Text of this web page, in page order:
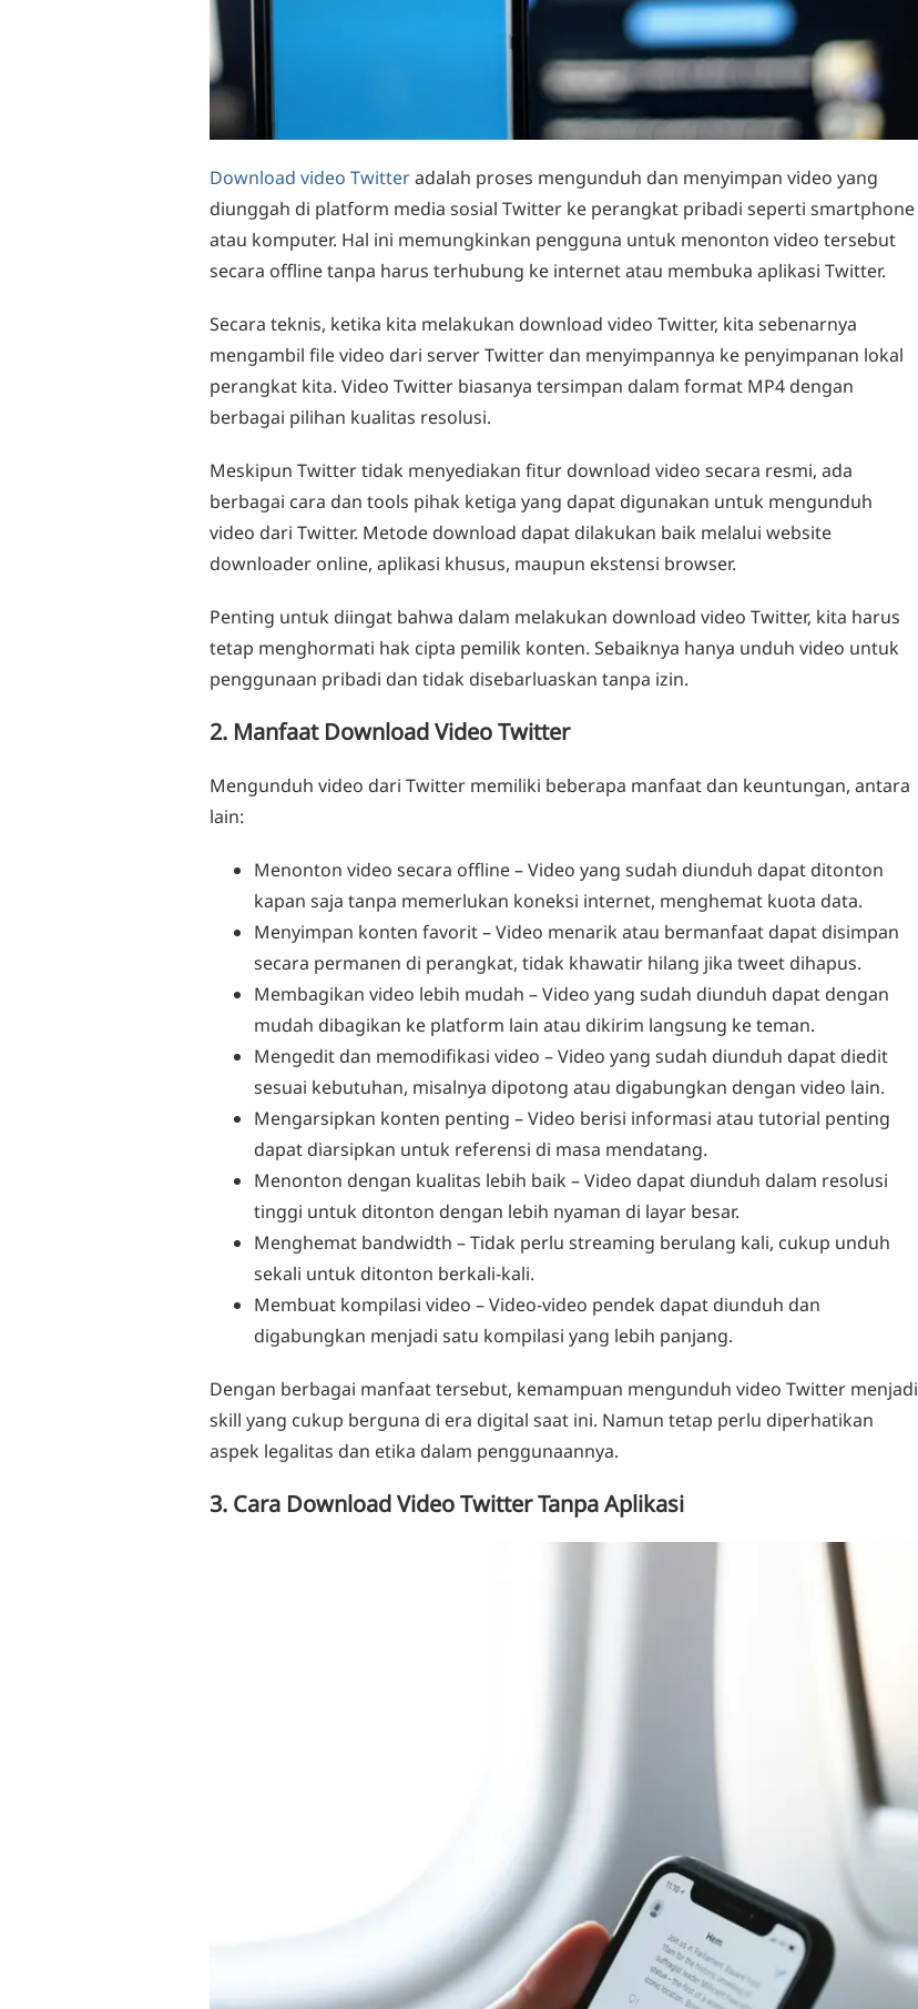
Download video Twitteradalah proses mengunduh dan menyimpan video yang
diunggah di platform media sosial Twitter ke perangkat pribadi seperti smartphone
atau komputer. Hal ini memungkinkan pengguna untuk menonton video tersebut
secara offline tanpa harus terhubung ke internet atau membuka aplikasi Twitter.
Secara teknis, ketika kita melakukan download video Twitter, kita sebenarnya
mengambil file video dari server Twitter dan menyimpannya ke penyimpanan lokal
perangkat kita. Video Twitter biasanya tersimpan dalam format MP4 dengan
berbagai pilihan kualitas resolusi.
Meskipun Twitter tidak menyediakan fitur download video secara resmi, ada
berbagai cara dan tools pihak ketiga yang dapat digunakan untuk mengunduh
video dari Twitter. Metode download dapat dilakukan baik melalui website
downloader online, aplikasi khusus, maupun ekstensi browser.
Penting untuk diingat bahwa dalam melakukan download video Twitter, kita harus
tetap menghormati hak cipta pemilik konten. Sebaiknya hanya unduh video untuk
penggunaan pribadi dan tidak disebarluaskan tanpa izin.
2. Manfaat Download Video Twitter
Mengunduh video dari Twitter memiliki beberapa manfaat dan keuntungan, antara
lain:
Menonton video secara offline– Video yang sudah diunduh dapat ditonton
kapan saja tanpa memerlukan koneksi internet, menghemat kuota data.
Menyimpan konten favorit– Video menarik atau bermanfaat dapat disimpan
secara permanen di perangkat, tidak khawatir hilang jika tweet dihapus.
Membagikan video lebih mudah – Video yang sudah diunduh dapat dengan
mudah dibagikan ke platform lain atau dikirim langsung ke teman.
Mengedit dan memodifikasi video – Video yang sudah diunduh dapat diedit
sesuai kebutuhan, misalnya dipotong atau digabungkan dengan video lain.
Mengarsipkan konten penting – Video berisi informasi atau tutorial penting
dapat diarsipkan untuk referensi di masa mendatang.
Menonton dengan kualitas lebih baik – Video dapat diunduh dalam resolusi
tinggi untuk ditonton dengan lebih nyaman di layar besar.
Menghemat bandwidth – Tidak perlu streaming berulang kali, cukup unduh
sekali untuk ditonton berkali-kali.
Membuat kompilasi video – Video-video pendek dapat diunduh dan
digabungkan menjadi satu kompilasi yang lebih panjang.
Dengan berbagai manfaat tersebut, kemampuan mengunduh video Twitter menjadi
skill yang cukup berguna di era digital saat ini. Namun tetap perlu diperhatikan
aspek legalitas dan etika dalam penggunaannya.
3. Cara Download Video Twitter Tanpa Aplikasi